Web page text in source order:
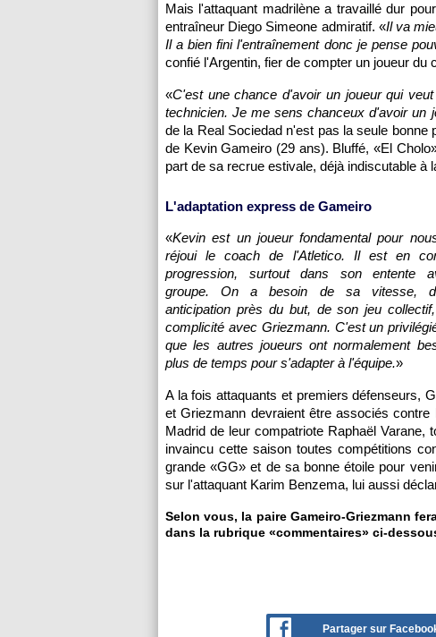
Mais l'attaquant madrilène a travaillé dur
entraîneur Diego Simeone admiratif. «Il va
Il a bien fini l'entraînement donc je pense
confié l'Argentin, fier de compter un joueur du
«C'est une chance d'avoir un joueur qui
technicien. Je me sens chanceux d'avoir un
de la Real Sociedad n'est pas la seule
de Kevin Gameiro (29 ans). Bluffé, «El
part de sa recrue estivale, déjà indiscutable à
L'adaptation express de Gameiro
«Kevin est un joueur fondamental pour
réjoui le coach de l'Atletico. Il est en
progression, surtout dans son entente
groupe. On a besoin de sa vitesse,
anticipation près du but, de son jeu
complicité avec Griezmann. C'est un
que les autres joueurs ont normalement
plus de temps pour s'adapter à l'équipe.»
A la fois attaquants et premiers défenseurs,
et Griezmann devraient être associés contre
Madrid de leur compatriote Raphaël Varane,
invaincu cette saison toutes compétitions
grande «GG» et de sa bonne étoile pour
sur l'attaquant Karim Benzema, lui aussi
Selon vous, la paire Gameiro-Griezmann
dans la rubrique «commentaires» ci-
Partager sur